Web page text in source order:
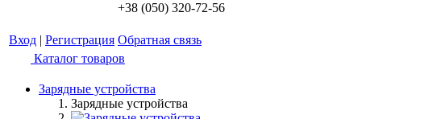
+38 (050) 320-72-56
Вход | Регистрация Обратная связь
Каталог товаров
Зарядные устройства
Зарядные устройства